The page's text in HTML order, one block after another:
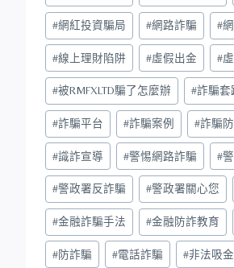
#網紅投資騙局 #網路詐騙 #
#線上理財陷阱 #虛假出金 #
#被RMFXLTD騙了怎麼辦 #詐騙套
#詐騙平台 #詐騙案例 #詐騙
#識詐宣導 #警惕網路詐騙 #
#警政署反詐騙 #警政署關心您
#金融詐騙手法 #金融防詐教育
#防詐騙 #電話詐騙 #非法吸金